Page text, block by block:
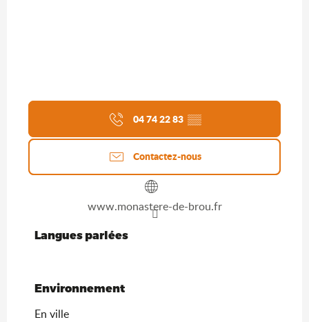
04 74 22 83 ▒▒
Contactez-nous
www.monastere-de-brou.fr
Langues parlées
Langues parlées
Environnement
Environnement
En ville